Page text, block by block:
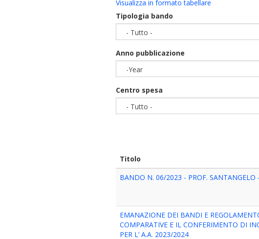
Visualizza in formato tabellare
Tipologia bando
- Tutto -
Anno pubblicazione
-Year
Centro spesa
- Tutto -
Titolo
BANDO N. 06/2023 - PROF. SANTANGELO
EMANAZIONE DEI BANDI E
COMPARATIVE E IL CONFERIMENTO DI
PER L’ A.A. 2023/2024